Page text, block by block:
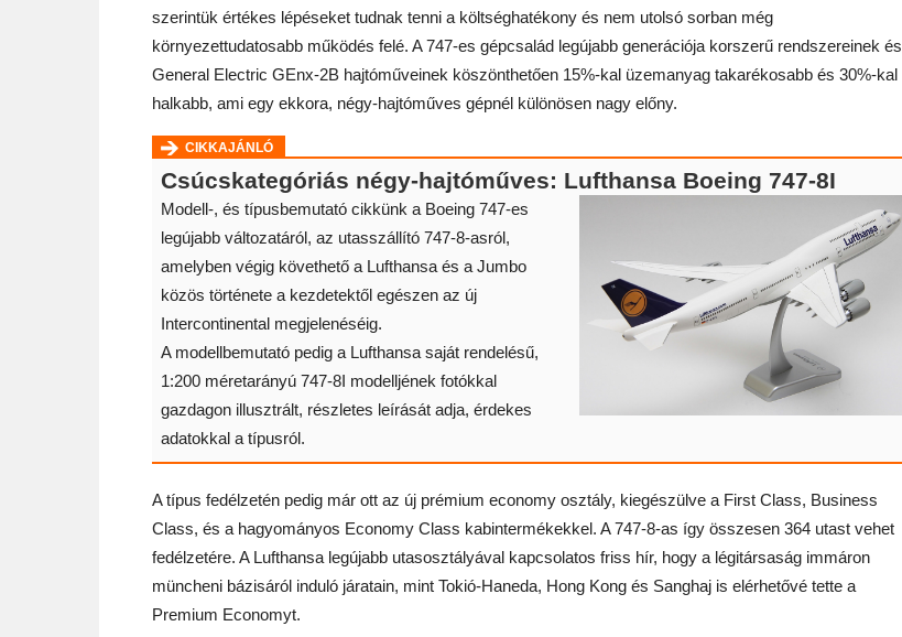
szerintük értékes lépéseket tudnak tenni a költséghatékony és nem utolsó sorban még
környezettudatosabb működés felé. A 747-es gépcsalád legújabb generációja korszerű rendszereinek és
General Electric GEnx-2B hajtóműveinek köszönthetően 15%-kal üzemanyag takarékosabb és 30%-kal
halkabb, ami egy ekkora, négy-hajtóműves gépnél különösen nagy előny.
CIKKAJÁNLÓ
Csúcskategóriás négy-hajtóműves: Lufthansa Boeing 747-8I
Modell-, és típusbemutató cikkünk a Boeing 747-es
legújabb változatáról, az utasszállító 747-8-asról,
amelyben végig követhető a Lufthansa és a Jumbo
közös története a kezdetektől egészen az új
Intercontinental megjelenéséig.
A modellbemutató pedig a Lufthansa saját rendelésű,
1:200 méretarányú 747-8I modelljének fotókkal
gazdagon illusztrált, részletes leírását adja, érdekes
adatokkal a típusról.
A típus fedélzetén pedig már ott az új prémium economy osztály, kiegészülve a First Class, Business
Class, és a hagyományos Economy Class kabintermékekkel. A 747-8-as így összesen 364 utast vehet
fedélzetére. A Lufthansa legújabb utasosztályával kapcsolatos friss hír, hogy a légitársaság immáron
müncheni bázisáról induló járatain, mint Tokió-Haneda, Hong Kong és Sanghaj is elérhetővé tette a
Premium Economyt.